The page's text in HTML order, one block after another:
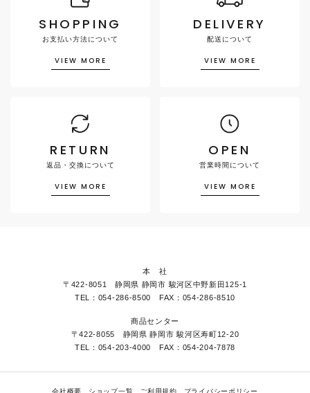
SHOPPING
お支払い方法について
VIEW MORE
DELIVERY
配送について
VIEW MORE
RETURN
返品・交換について
VIEW MORE
OPEN
営業時間について
VIEW MORE
本 社
〒422-8051 静岡県 静岡市 駿河区中野新田125-1
TEL：054-286-8500 FAX：054-286-8510
商品センター
〒422-8055 静岡県 静岡市 駿河区寿町12-20
TEL：054-203-4000 FAX：054-204-7878
会社概要 ショップ一覧 ご利用規約 プライバシーポリシー